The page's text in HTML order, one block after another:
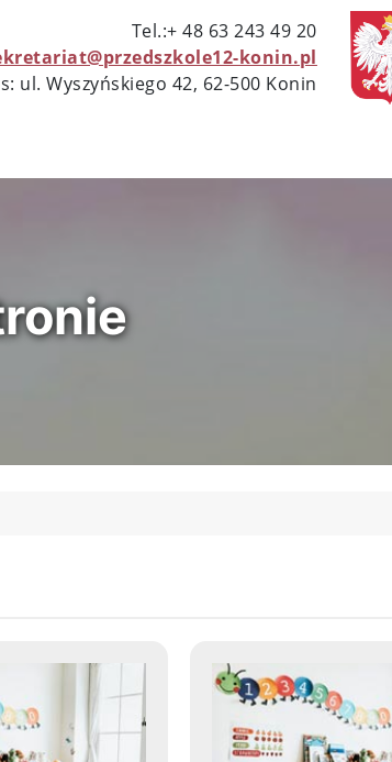
Tel.:+ 48 63 243 49 20
konin.pl
ul. Wyszyńskiego 42, 62-500 Konin